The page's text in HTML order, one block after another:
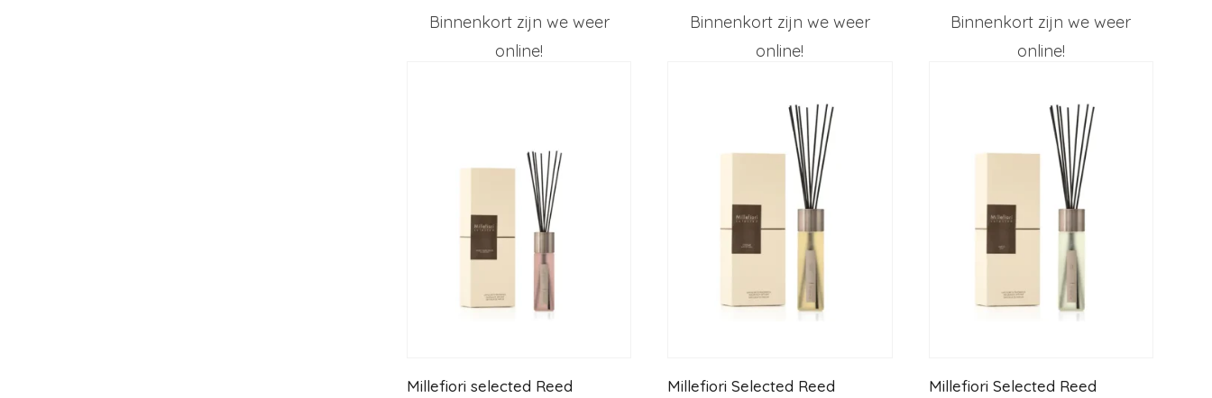
Binnenkort zijn we weer
online!
Binnenkort zijn we weer
online!
Binnenkort zijn we weer
online!
Millefiori selected Reed
Millefiori Selected Reed
Millefiori Selected Reed